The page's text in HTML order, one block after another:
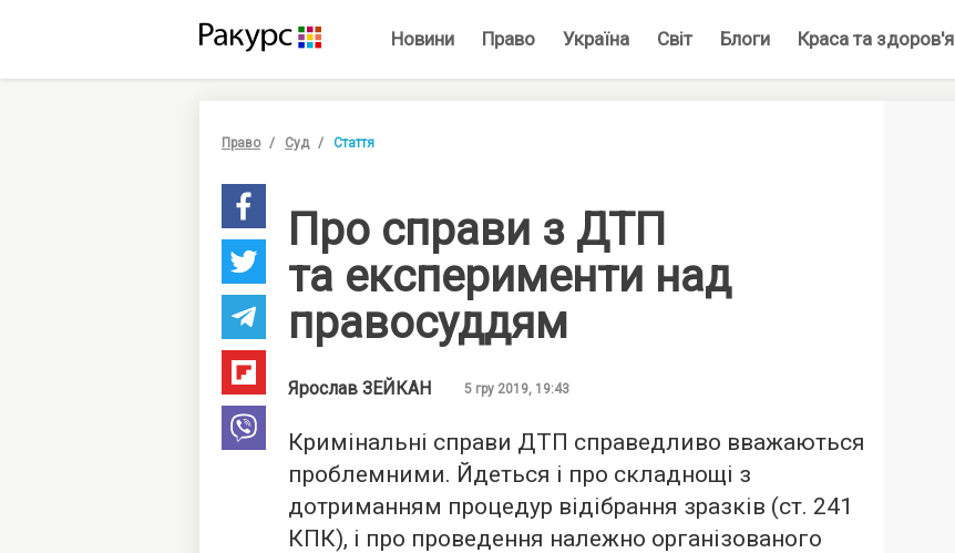
Новини Право Україна Світ Блоги Краса та здоров'я
Право Суд Стаття
Про справи з ДТП
та експерименти над
правосуддям
Ярослав ЗЕЙКАН 5 гру 2019, 19:43
Кримінальні справи ДТП справедливо вважаються
проблемними. Йдеться і про складнощі з
дотриманням процедур відібрання зразків (ст. 241
КПК), і про проведення належно організованого